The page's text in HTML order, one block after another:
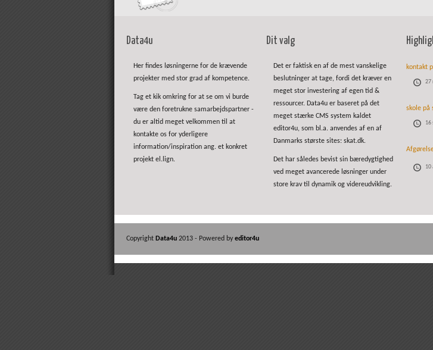
Data4u
Her findes løsningerne for de krævende
projekter med stor grad af kompetence.
Tag et kik omkring for at se om vi burde
være den foretrukne samarbejdspartner -
du er altid meget velkommen til at
kontakte os for yderligere
information/inspiration ang. et konkret
projekt el.lign.
Dit valg
Det er faktisk en af de mest vanskelige
beslutninger at tage, fordi det kræver en
meget stor investering af egen tid &
ressourcer. Data4u er baseret på det
meget stærke CMS system kaldet
editor4u, som bl.a. anvendes af en af
Danmarks største sites: skat.dk.
Det har således bevist sin bæredygtighed
ved meget avancerede løsninger under
store krav til dynamik og videreudvikling.
kontakt
27
skole på
16
10
Copyright Data4u 2013 - Powered by editor4u